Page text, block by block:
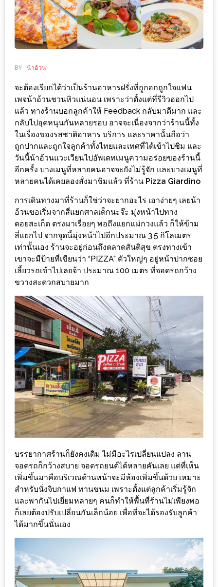
ชิม
ที่
HIMMA
MARKET
10
ร้าน
พ่อ
ค้า
แม่ค้า
สวย
ร้าน
รวย
เสน่ห์
ของ
เชียงใหม่
ที่
ต้อง
ไป
16
ร้าน
อร่อย
ที่
ต้อง
มา
ลอง
ถนน
คน
เดิน
วัน
อาทิตย์
ท่าแพ
เชียงใหม่
CART
DRAFT
–
BY น้าอ้วน
จะต้องเรียกได้ว่าเป็นร้านอาหารฝรั่งที่ถูกอกถูกใจแฟน
เพจน้าอ้วนชวนหิวแน่นอน เพราะว่าตั้งแต่ที่รีวิวออกไป
แล้ว ทางร้านบอกลูกค้าให้ Feedback กลับมาดีมาก และ
กลับไปอุดหนุนกันหลายรอบ อาจจะเนื่องจากว่าร้านนี้ทั้ง
ในเรื่องของรสชาติอาหาร บริการ และราคานั้นถือว่า
ถูกปากและถูกใจลูกค้าทั้งไทยและเทศที่ได้เข้าไปชิม และ
วันนี้น้าอ้วนแวะเวียนไปอัพเดทเมนูความอร่อยของร้านนี้
อีกครั้ง บางเมนูที่หลายคนอาจจะยังไม่รู้จัก และบางเมนูที่
หลายคนได้เคยลองสั่งมาชิมแล้ว ที่ร้าน Pizza Giardino
การเดินทางมาที่ร้านก็ใช่ว่าจะยากอะไร เอาง่ายๆ เลยน้า
อ้วนขอเริ่มจากสี่แยกศาลเด็กนะจ๊ะ มุ่งหน้าไปทาง
ดอยสะเก็ด ตรงมาเรื่อยๆ พอถึงแยกแม่กวงแล้ว ก็ให้ข้าม
สี่แยกไป จากจุดนี้มุ่งหน้าไปอีกประมาณ 3.5 กิโลเมตร
เท่านั้นเอง ร้านจะอยู่ก่อนถึงตลาดสันติสุข ตรงทางเข้า
เขาจะมีป้ายที่เขียนว่า “PIZZA” ตัวใหญ่ๆ อยู่หน้าปากซอย
เลี้ยวรถเข้าไปเลยจ้า ประมาณ 100 เมตร ที่จอดรถกว้าง
ขวางสะดวกสบายมาก
บรรยากาศร้านก็ยังคงเดิม ไม่มีอะไรเปลี่ยนแปลง ลาน
จอดรถก็กว้างสบาย จอดรถยนต์ได้หลายคันเลย แต่ที่เห็น
เพิ่มขึ้นมาคือบริเวณด้านหน้าจะมีห้องเพิ่มขึ้นด้วย เหมาะ
สำหรับนั่งจิบกาแฟ ทานขนม เพราะตั้งแต่ลูกค้าเริ่มรู้จัก
และพากันไปเยี่ยมหลายๆ คนก็ทำให้พื้นที่ร้านไม่เพียงพอ
ก็เลยต้องปรับเปลี่ยนกันเล็กน้อย เพื่อที่จะได้รองรับลูกค้า
ได้มากขึ้นนั่นเอง